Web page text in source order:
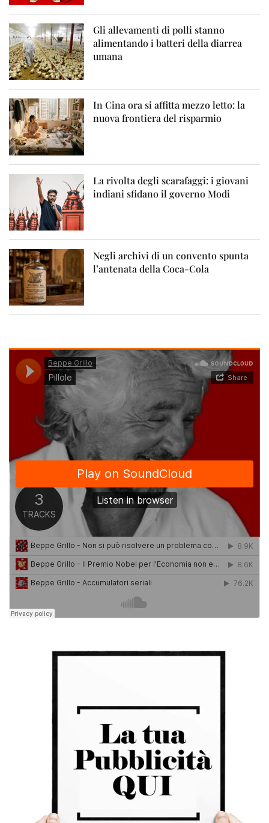
Gli allevamenti di polli stanno
alimentando i batteri della diarrea
umana
In Cina ora si affitta mezzo letto: la
nuova frontiera del risparmio
La rivolta degli scarafaggi: i giovani
indiani sfidano il governo Modi
Negli archivi di un convento spunta
l’antenata della Coca-Cola